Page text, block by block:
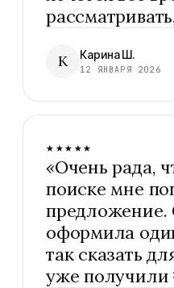
К Карина Ш.
12 ЯНВАРЯ 2026
★★★★★
«Очень рада,
поиске мне
предложение.
оформила
так сказать
уже получили